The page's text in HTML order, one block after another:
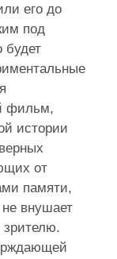
его до
под
фильм,
истории
от
памяти,
внушает